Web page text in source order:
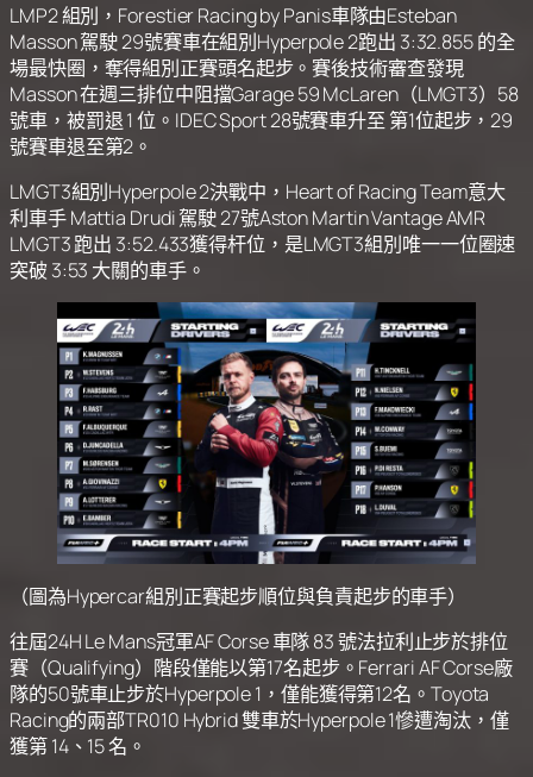
LMP2 組別，Forestier Racing by Panis車隊由Esteban
Masson 駕駛 29號賽車在組別Hyperpole 2跑出 3:32.855 的全
場最快圈，奪得組別正賽頭名起步。賽後技術審查發現
Masson 在週三排位中阻擋Garage 59 McLaren（LMGT3）58
號車，被罰退 1 位。IDEC Sport 28號賽車升至 第1位起步，29
號賽車退至第2。
LMGT3組別Hyperpole 2決戰中，Heart of Racing Team意大
利車手 Mattia Drudi 駕駛 27號Aston Martin Vantage AMR
LMGT3 跑出 3:52.433獲得杆位，是LMGT3組別唯一一位圈速
突破 3:53 大關的車手。
（圖為Hypercar組別正賽起步順位與負責起步的車手）
往屆24H Le Mans冠軍AF Corse 車隊 83 號法拉利止步於排位
賽（Qualifying）階段僅能以第17名起步。Ferrari AF Corse廠
隊的50號車止步於Hyperpole 1，僅能獲得第12名。Toyota
Racing的兩部TR010 Hybrid 雙車於Hyperpole 1慘遭淘汰，僅
獲第 14、15 名。